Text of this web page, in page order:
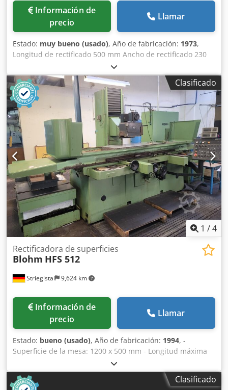
Información de
precio
Llamar
Estado: muy bueno (usado), Año de fabricación: 1973,
Longitud de rectificado 500 mm Ancho de rectificado 230
mm Tamaño de la mesa 760 x 200 mm Entrega automática
Dcjdpfx Aswn Tdxedqok placa magnética sistema de
filtrado
Clasificado
1 /4
Striegistal 9,624 km
Rectificadora de superficies
Blohm HFS 512
Información de
precio
Llamar
Estado: bueno (usado), Año de fabricación: 1994, -
Superficie de la mesa: 1200 x 500 mm - Longitud máxima
de lijado: 1200 mm Dcodpfxozl Tmfe Adqjk - Anchura
máxima de lijado: 500 mm
Clasificado